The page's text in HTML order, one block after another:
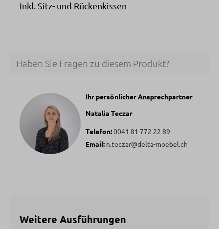
Inkl. Sitz- und Rückenkissen
Haben Sie Fragen zu diesem Produkt?
Ihr persönlicher Ansprechpartner
Natalia Teczar
Telefon:0041 81 772 22 89
Email: n.teczar@delta-moebel.ch
Weitere Ausführungen